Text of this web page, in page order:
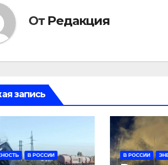
От Редакция
запись
В РОССИИ В РОССИИ